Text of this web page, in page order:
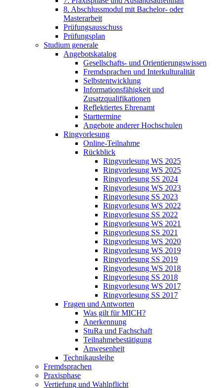
8. Abschlussmodul mit Bachelor- oder
Masterarbeit
Prüfungsausschuss
Prüfungsplan
Studium generale
Angebotskatalog
Gesellschafts- und Orientierungswissen
Fremdsprachen und Interkulturalität
Selbstentwicklung
Informationsfähigkeit und
Zusatzqualifikationen
Reflektiertes Ehrenamt
Starttermine
Angebote anderer Hochschulen
Ringvorlesung
Online-Teilnahme
Rückblick
Ringvorlesung WS 2025
Ringvorlesung WS 2025
Ringvorlesung SS 2024
Ringvorlesung WS 2023
Ringvorlesung SS 2023
Ringvorlesung WS 2022
Ringvorlesung SS 2022
Ringvorlesung WS 2021
Ringvorlesung SS 2021
Ringvorlesung WS 2020
Ringvorlesung WS 2019
Ringvorlesung SS 2019
Ringvorlesung WS 2018
Ringvorlesung SS 2018
Ringvorlesung WS 2017
Ringvorlesung SS 2017
Fragen und Antworten
Was gilt für MICH?
Anerkennung
StuRa und Fachschaft
Teilnahmebestätigung
Anwesenheit
Technikausleihe
Fremdsprachen
Praxisphase
Vertiefung und Wahlpflicht